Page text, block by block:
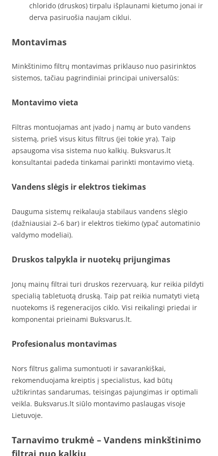
chlorido (druskos) tirpalu išplaunami kietumo jonai ir
derva pasiruošia naujam ciklui.
Montavimas
Minkštinimo filtrų montavimas priklauso nuo pasirinktos
sistemos, tačiau pagrindiniai principai universalūs:
Montavimo vieta
Filtras montuojamas ant įvado į namų ar buto vandens
sistemą, prieš visus kitus filtrus (jei tokie yra). Taip
apsaugoma visa sistema nuo kalkių. Buksvarus.lt
konsultantai padeda tinkamai parinkti montavimo vietą.
Vandens slėgis ir elektros tiekimas
Dauguma sistemų reikalauja stabilaus vandens slėgio
(dažniausiai 2–6 bar) ir elektros tiekimo (ypač automatinio
valdymo modeliai).
Druskos talpykla ir nuotekų prijungimas
Jonų mainų filtrai turi druskos rezervuarą, kur reikia pildyti
specialią tabletuotą druską. Taip pat reikia numatyti vietą
nuotekoms iš regeneracijos ciklo. Visi reikalingi priedai ir
komponentai prieinami Buksvarus.lt.
Profesionalus montavimas
Nors filtrus galima sumontuoti ir savarankiškai,
rekomenduojama kreiptis į specialistus, kad būtų
užtikrintas sandarumas, teisingas pajungimas ir optimali
veikla. Buksvarus.lt siūlo montavimo paslaugas visoje
Lietuvoje.
Tarnavimo trukmė – Vandens minkštinimo
filtrai nuo kalkių